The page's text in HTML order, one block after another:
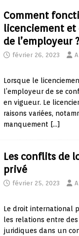
Comment
licenciement
de l’employeur ?
février 26, 2023
Lorsque le
l’employeur de se
en vigueur. Le
raisons variées,
manquement […]
Les conflits de
privé
février 25, 2023
Le droit international
les relations entre
juridiques dans un